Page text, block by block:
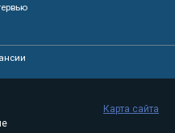
Карта сайта